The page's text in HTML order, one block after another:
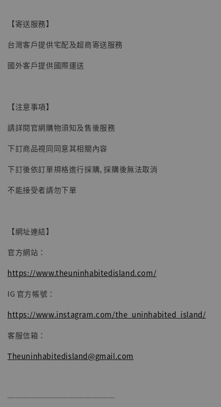
子彈飛 鵝城縣長 張麻子 [BK01]
【寄送服務】
台灣客戶提供宅配及超商寄送服務
國外客戶提供國際運送
【注意事項】
請詳閱官網購物須知及售後服務
下訂商品視同同意其相關內容
下訂後依訂單規格進行採購, 採購後無法取消
不能接受者請勿下單
【網址連結】
官方網站：
https://www.theuninhabitedisland.com/
IG 官方帳號：
https://www.instagram.com/the_uninhabited_island/
客服信箱：
Theuninhabitedisland@gmail.com
──────────────